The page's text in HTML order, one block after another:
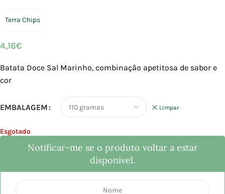
Terra Chips
4,16€
Batata Doce Sal Marinho, combinação apetitosa de sabor e
cor
EMBALAGEM Limpar
Esgotado
Notificar-me se o produto voltar a estar
disponível.